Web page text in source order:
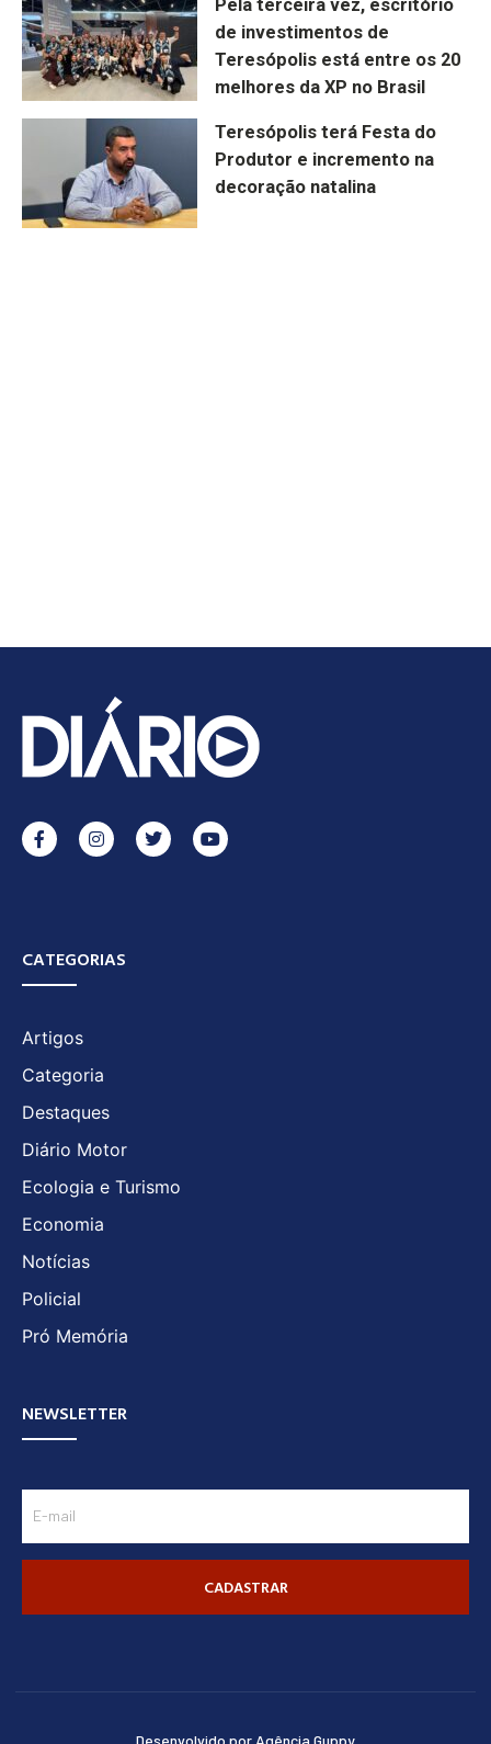
Pela terceira vez, escritório
de investimentos de
Teresópolis está entre os 20
melhores da XP no Brasil
Teresópolis terá Festa do
Produtor e incremento na
decoração natalina
CATEGORIAS
Artigos
Categoria
Destaques
Diário Motor
Ecologia e Turismo
Economia
Notícias
Policial
Pró Memória
NEWSLETTER
CADASTRAR
Desenvolvido por Agência Guppy